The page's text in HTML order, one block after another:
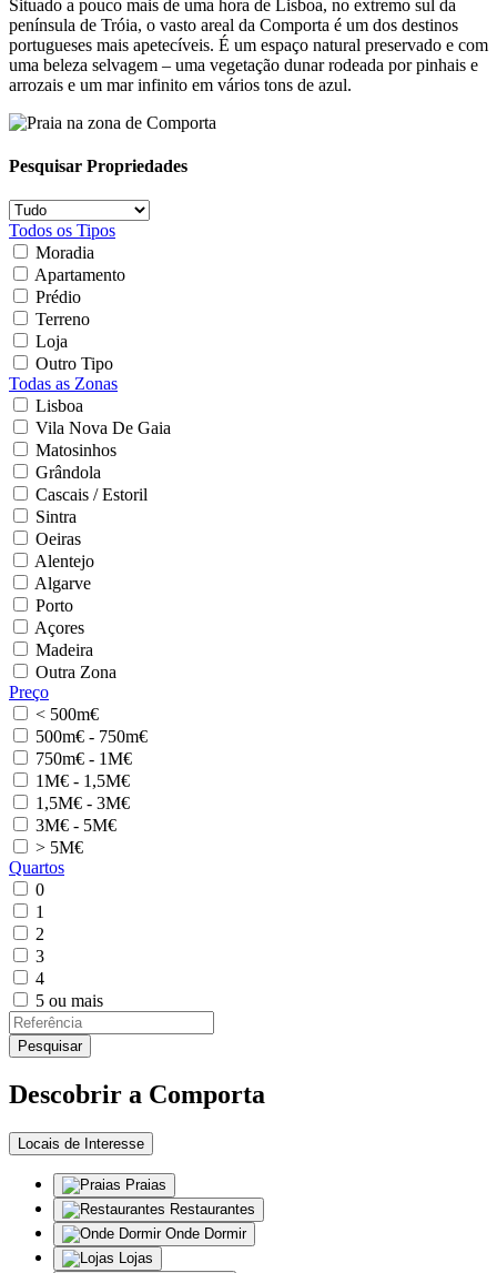
Situado a pouco mais de uma hora de Lisboa, no extremo sul da
península de Tróia, o vasto areal da Comporta é um dos destinos
portugueses mais apetecíveis. É um espaço natural preservado e com
uma beleza selvagem – uma vegetação dunar rodeada por pinhais e
arrozais e um mar infinito em vários tons de azul.
Pesquisar Propriedades
Todos os Tipos
Moradia
Apartamento
Prédio
Terreno
Loja
Outro Tipo
Todas as Zonas
Lisboa
Vila Nova De Gaia
Matosinhos
Grândola
Cascais / Estoril
Sintra
Oeiras
Alentejo
Algarve
Porto
Açores
Madeira
Outra Zona
Preço
< 500m€
500m€ - 750m€
750m€ - 1M€
1M€ - 1,5M€
1,5M€ - 3M€
3M€ - 5M€
> 5M€
Quartos
0
1
2
3
4
5 ou mais
Descobrir a Comporta
Locais de Interesse
Praias
Restaurantes
Onde Dormir
Lojas